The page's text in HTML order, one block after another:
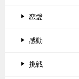
恋愛
感動
挑戦